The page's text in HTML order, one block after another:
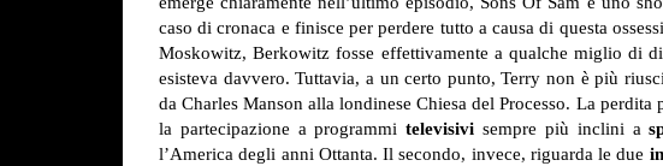
caso di cronaca e finisce per perdere tutto a causa di questa
Moskowitz, Berkowitz fosse effettivamente a qualche miglio di
esisteva davvero. Tuttavia, a un certo punto, Terry non è più
da Charles Manson alla londinese Chiesa del Processo. La
la partecipazione a programmitelevisivi sempre più inclini a
l’America degli anni Ottanta. Il secondo, invece, riguarda le due